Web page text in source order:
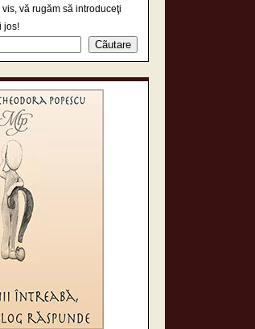
vă rugăm să introduceţi
jos!